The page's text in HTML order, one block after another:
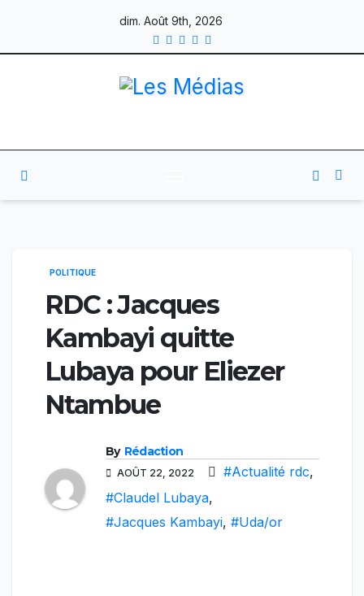
dim. Août 9th, 2026
POLITIQUE
RDC : Jacques
Kambayi quitte
Lubaya pour Eliezer
Ntambue
By Rédaction
AOÛT 22, 2022 #Actualité rdc,
#Claudel Lubaya,
#Jacques Kambayi, #Uda/or